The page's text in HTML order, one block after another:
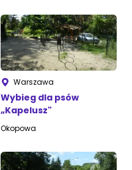
Warszawa
Wybieg dla psów
„Kapelusz"
Okopowa